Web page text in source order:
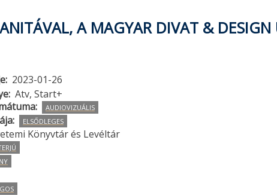
A MAGYAR DIVAT &
2023-01-26
Atv, Start+
AUDIOVIZUÁLIS
ELSŐDLEGES
Könyvtár és Levéltár